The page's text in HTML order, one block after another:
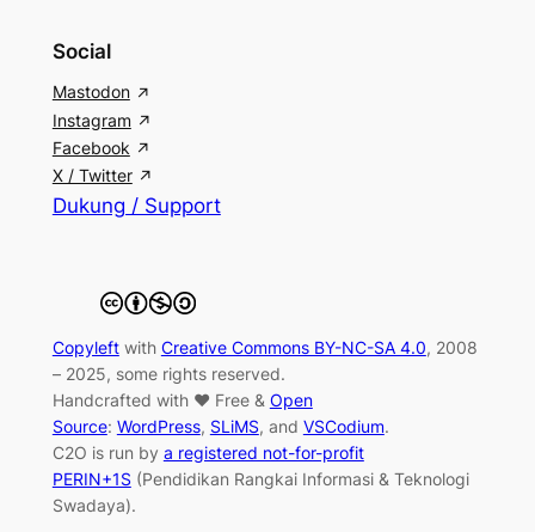
Social
Mastodon
Instagram
Facebook
X / Twitter
Dukung / Support
Copyleftwith Creative Commons BY-NC-SA 4.0, 2008
– 2025, some rights reserved.
Handcrafted with ♥ Free & Open
Source: WordPress, SLiMS, and VSCodium.
C2O is run by a registered not-for-profit
PERIN+1S(Pendidikan Rangkai Informasi & Teknologi
Swadaya).